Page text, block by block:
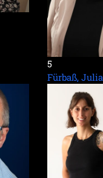
5
Fürbaß, Julia